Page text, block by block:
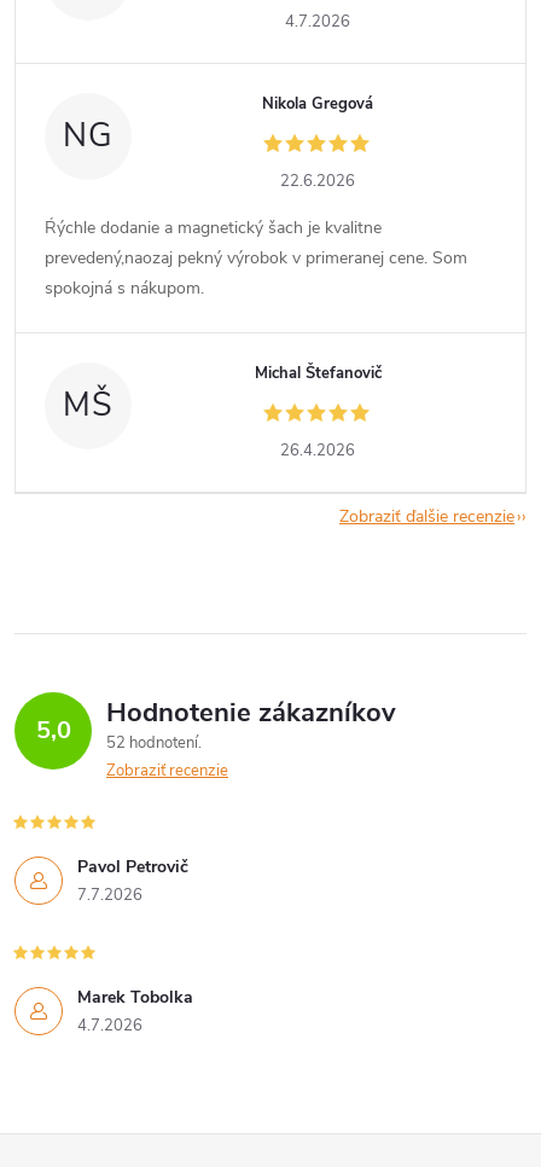
4.7.2026
NG
Nikola Gregová
22.6.2026
Ŕýchle dodanie a magnetický šach je kvalitne
prevedený,naozaj pekný výrobok v primeranej cene. Som
spokojná s nákupom.
MŠ
Michal Štefanovič
26.4.2026
Zobraziť ďalšie recenzie
5,0 Hodnotenie zákazníkov
52 hodnotení
Zobraziť recenzie
Pavol Petrovič
7.7.2026
Marek Tobolka
4.7.2026